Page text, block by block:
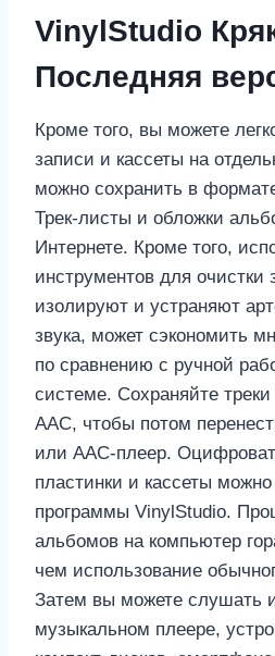
VinylStudio
Последняя
Кроме того, вы можете
записи и кассеты на
можно сохранить в
Трек-листы и обложки
Интернете. Кроме того,
инструментов для очистки
изолируют и устраняют
звука, может сэкономить
по сравнению с ручной
системе. Сохраняйте
AAC, чтобы потом
или AAC-плеер.
пластинки и кассеты
программы VinylStudio.
альбомов на компьютер
чем использование
Затем вы можете слушать
музыкальном плеере,